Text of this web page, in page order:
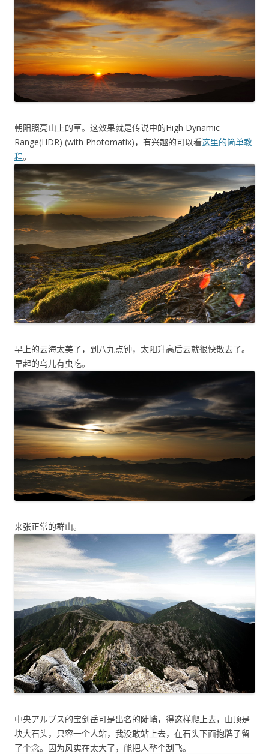
朝阳照亮山上的草。这效果就是传说中的High Dynamic
Range(HDR) (with Photomatix)，有兴趣的可以看这里的简单教
程。
早上的云海太美了，到八九点钟，太阳升高后云就很快散去了。
早起的鸟儿有虫吃。
来张正常的群山。
中央アルプス的宝剑岳可是出名的陡峭，得这样爬上去，山顶是
块大石头，只容一个人站，我没敢站上去，在石头下面抱牌子留
了个念。因为风实在太大了，能把人整个刮飞。